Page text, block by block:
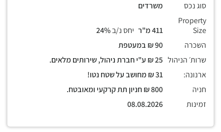
סוג נכס
משרדים
Property
Size
יחס נ/ב
השכרה
שרות׳ הניהול
ארנונה:
חניה
זמינות